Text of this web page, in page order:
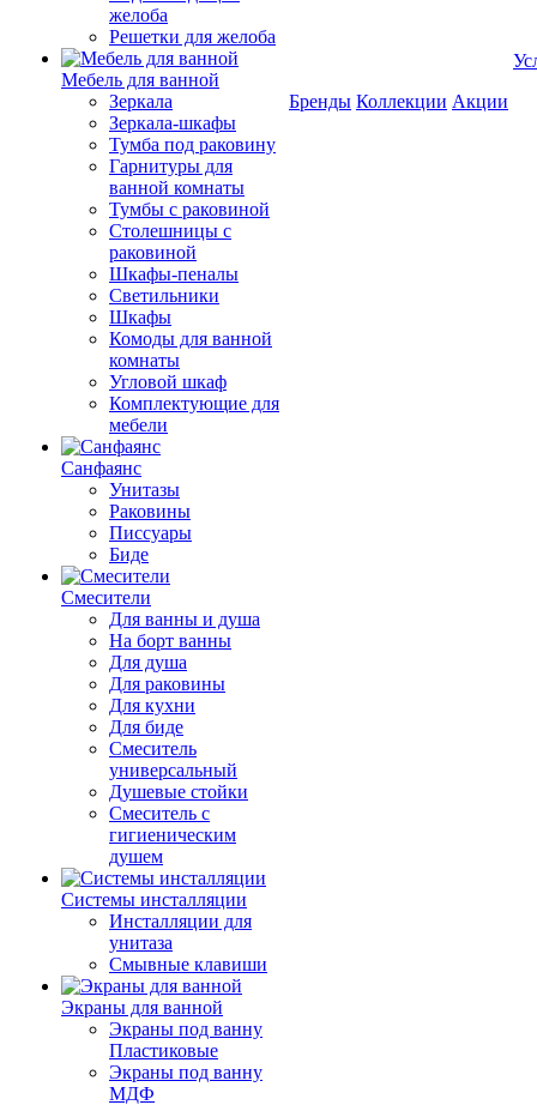
желоба
Решетки для желоба
Мебель для ванной
Зеркала
Зеркала-шкафы
Тумба под раковину
Гарнитуры для
ванной комнаты
Тумбы с раковиной
Столешницы с
раковиной
Шкафы-пеналы
Светильники
Шкафы
Комоды для ванной
комнаты
Угловой шкаф
Комплектующие для
мебели
Санфаянс
Унитазы
Раковины
Писсуары
Биде
Смесители
Для ванны и душа
На борт ванны
Для душа
Для раковины
Для кухни
Для биде
Смеситель
универсальный
Душевые стойки
Смеситель с
гигиеническим
душем
Системы инсталляции
Инсталляции для
унитаза
Смывные клавиши
Экраны для ванной
Экраны под ванну
Пластиковые
Экраны под ванну
МДФ
Бренды Коллекции Акции